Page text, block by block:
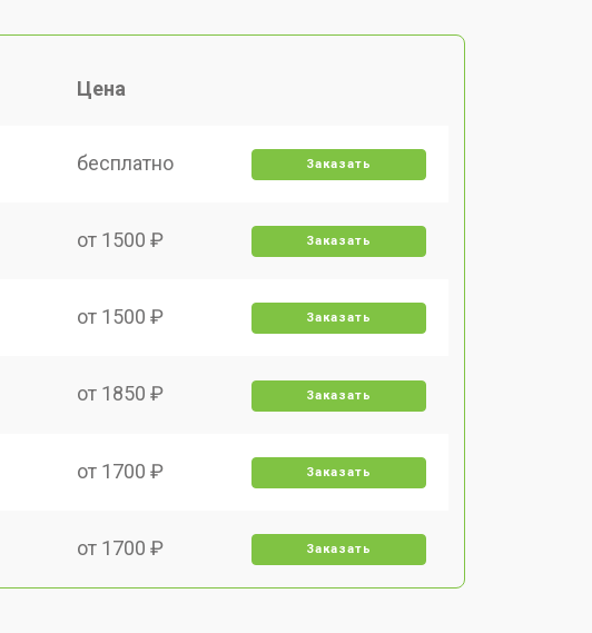
Цена
бесплатно Заказать
от 1500 ₽ Заказать
от 1500 ₽ Заказать
от 1850 ₽ Заказать
от 1700 ₽ Заказать
от 1700 ₽ Заказать